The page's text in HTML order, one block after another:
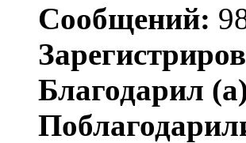
Сообщений:
Благодарил